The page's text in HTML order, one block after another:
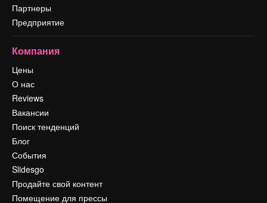
Партнеры
Предприятие
Компания
Цены
О нас
Reviews
Вакансии
Поиск тенденций
Блог
События
Slidesgo
Продайте свой контент
Помещение для прессы